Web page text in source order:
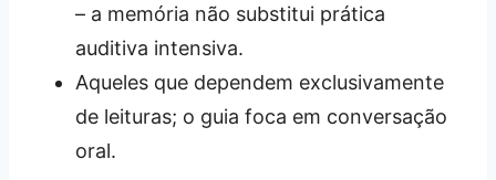
– a memória não substitui prática
auditiva intensiva.
Aqueles que dependem exclusivamente
de leituras; o guia foca em conversação
oral.